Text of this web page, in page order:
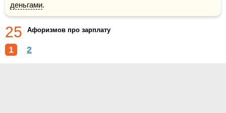
деньгами.
25 Афоризмов про зарплату
1 2